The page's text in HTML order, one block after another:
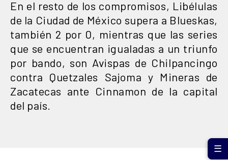
En el resto de los compromisos, Libélulas
de la Ciudad de México supera a Blueskas,
también 2 por 0, mientras que las series
que se encuentran igualadas a un triunfo
por bando, son Avispas de Chilpancingo
contra Quetzales Sajoma y Mineras de
Zacatecas ante Cinnamon de la capital
del país.
☰